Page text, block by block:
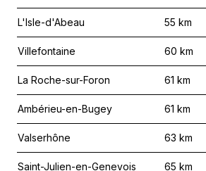
L'Isle-d'Abeau 55 km
Villefontaine 60 km
La Roche-sur-Foron 61 km
Ambérieu-en-Bugey 61 km
Valserhône 63 km
Saint-Julien-en-Genevois 65 km